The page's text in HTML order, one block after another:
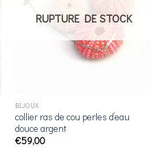
RUPTURE DE STOCK
BIJOUX
collier ras de cou perles d’eau
douce argent
€59,00